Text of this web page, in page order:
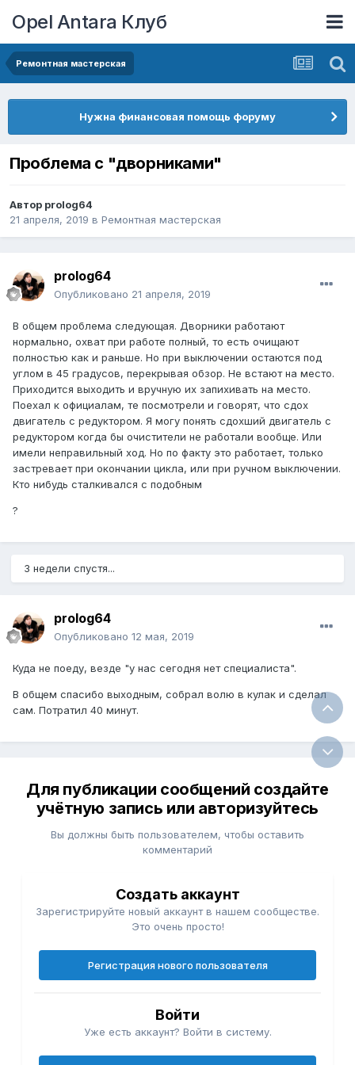
Opel Antara Клуб
Ремонтная мастерская
Нужна финансовая помощь форуму
Проблема с "дворниками"
Автор prolog64
21 апреля, 2019 в Ремонтная мастерская
prolog64
Опубликовано 21 апреля, 2019
В общем проблема следующая. Дворники работают
нормально, охват при работе полный, то есть очищают
полностью как и раньше. Но при выключении остаются под
углом в 45 градусов, перекрывая обзор. Не встают на место.
Приходится выходить и вручную их запихивать на место.
Поехал к официалам, те посмотрели и говорят, что сдох
двигатель с редуктором. Я могу понять сдохший двигатель с
редуктором когда бы очистители не работали вообще. Или
имели неправильный ход. Но по факту это работает, только
застревает при окончании цикла, или при ручном выключении.
Кто нибудь сталкивался с подобным
?
3 недели спустя...
prolog64
Опубликовано 12 мая, 2019
Куда не поеду, везде "у нас сегодня нет специалиста".
В общем спасибо выходным, собрал волю в кулак и сделал
сам. Потратил 40 минут.
Для публикации сообщений создайте
учётную запись или авторизуйтесь
Вы должны быть пользователем, чтобы оставить
комментарий
Создать аккаунт
Зарегистрируйте новый аккаунт в нашем сообществе.
Это очень просто!
Регистрация нового пользователя
Войти
Уже есть аккаунт? Войти в систему.